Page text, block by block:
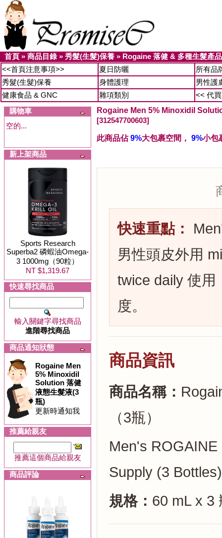
首頁 » 商品目錄» 秀髮(生髮)保養 » Rogaine 落健 & 多種生髮產品
<<首頁注意事項>>
夏日防曬
所有品
秀髮(生髮)保養
身體護理
男性護
健康食品 & GNC
雜項類別
<< 代
購物車
空的...
新上架商品
Sports Research
Superba2 磷蝦油Omega-
3 1000mg（90粒）
NT $1,319.67
快速尋找商品
輸入關鍵字尋找商品
進階尋找商品
商品通知狀態
Rogaine Men
5% Minoxidil
Solution 落健
液態生髮液(3
瓶)
更新時通知我
推薦給親友
推薦這個商品給親友
商品評論
Rogaine Men 5% Minoxidil
[312547700603]
此商品佔9%大包裹空間， 9%小包
快速重點：
男性頭皮外用
twice daily 使用
度。
商品資訊
商品名稱：
（3瓶）
Men's
Supply (3 Bottles)
規格： 60 mL x 3